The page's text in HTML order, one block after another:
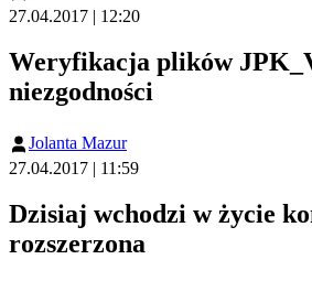
27.04.2017 | 12:20
Weryfikacja plików
niezgodności
Jolanta Mazur
27.04.2017 | 11:59
Dzisiaj wchodzi w życie
rozszerzona